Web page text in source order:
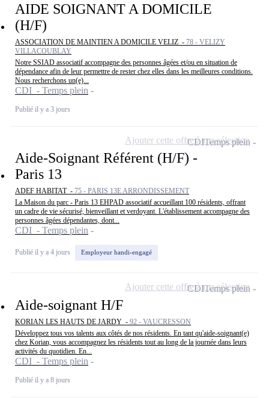
AIDE SOIGNANT A DOMICILE
(H/F)
ASSOCIATION DE MAINTIEN A DOMICILE VELIZ - 78 - VELIZY
VILLACOUBLAY
Notre SSIAD associatif accompagne des personnes âgées et/ou en situation de
dépendance afin de leur permettre de rester chez elles dans les meilleures conditions.
Nous recherchons un(e)...
CDI - Temps plein
Publié il y a 3 jours
Aide-Soignant Référent (H/F) -
Paris 13
ADEF HABITAT - 75 - PARIS 13E ARRONDISSEMENT
La Maison du parc - Paris 13 EHPAD associatif accueillant 100 résidents, offrant
un cadre de vie sécurisé, bienveillant et verdoyant. L'établissement accompagne des
personnes âgées dépendantes, dont...
CDI - Temps plein
Publié il y a 4 jours Employeur handi-engagé
CDITemps plein
Ajouter cette offre à ma sélection
Aide-soignant H/F
KORIAN LES HAUTS DE JARDY - 92 - VAUCRESSON
Développez tous vos talents aux côtés de nos résidents. En tant qu'aide-soignant(e)
chez Korian, vous accompagnez les résidents tout au long de la journée dans leurs
activités du quotidien. En...
CDI - Temps plein
Publié il y a 8 jours
CDITemps plein
Ajouter cette offre à ma sélection